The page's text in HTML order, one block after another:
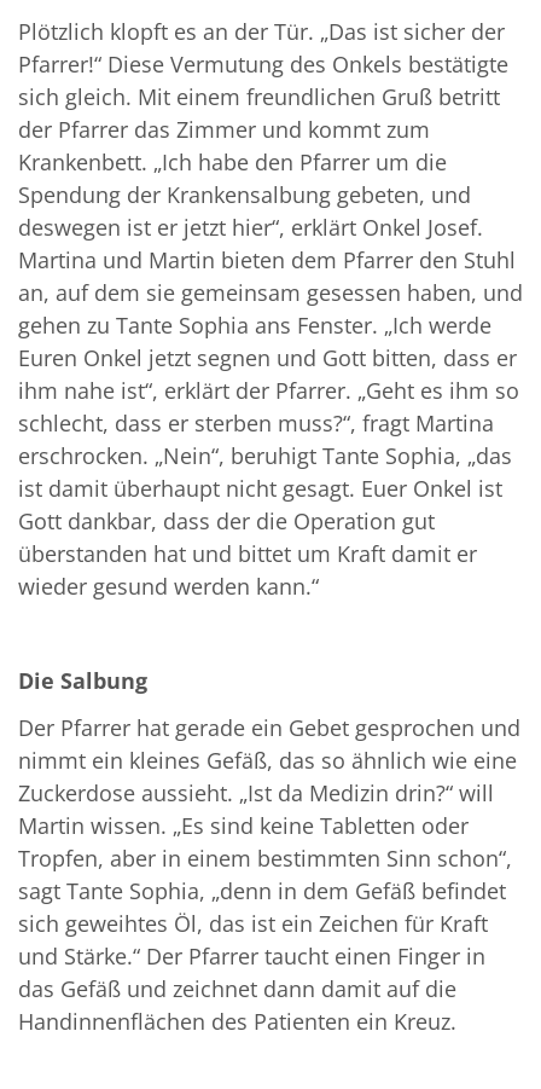
Plötzlich klopft es an der Tür. „Das ist sicher der
Pfarrer!“ Diese Vermutung des Onkels bestätigte
sich gleich. Mit einem freundlichen Gruß betritt
der Pfarrer das Zimmer und kommt zum
Krankenbett. „Ich habe den Pfarrer um die
Spendung der Krankensalbung gebeten, und
deswegen ist er jetzt hier“, erklärt Onkel Josef.
Martina und Martin bieten dem Pfarrer den Stuhl
an, auf dem sie gemeinsam gesessen haben, und
gehen zu Tante Sophia ans Fenster. „Ich werde
Euren Onkel jetzt segnen und Gott bitten, dass er
ihm nahe ist“, erklärt der Pfarrer. „Geht es ihm so
schlecht, dass er sterben muss?“, fragt Martina
erschrocken. „Nein“, beruhigt Tante Sophia, „das
ist damit überhaupt nicht gesagt. Euer Onkel ist
Gott dankbar, dass der die Operation gut
überstanden hat und bittet um Kraft damit er
wieder gesund werden kann.“
Die Salbung
Der Pfarrer hat gerade ein Gebet gesprochen und
nimmt ein kleines Gefäß, das so ähnlich wie eine
Zuckerdose aussieht. „Ist da Medizin drin?“ will
Martin wissen. „Es sind keine Tabletten oder
Tropfen, aber in einem bestimmten Sinn schon“,
sagt Tante Sophia, „denn in dem Gefäß befindet
sich geweihtes Öl, das ist ein Zeichen für Kraft
und Stärke.“ Der Pfarrer taucht einen Finger in
das Gefäß und zeichnet dann damit auf die
Handinnenflächen des Patienten ein Kreuz.